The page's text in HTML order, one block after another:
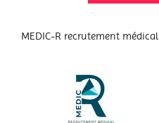
MEDIC-R recrutement médical